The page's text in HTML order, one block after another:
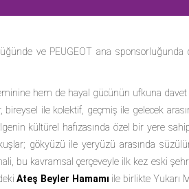
ve PEUGEOT ana sponsorluğunda
hem de hayal gücünün ufkuna
ile kolektif, geçmiş ile gelecek
kültürel hafızasında özel bir yere
gökyüzü ile yeryüzü arasında
kavramsal çerçeveyle ilk kez eski
Ateş Beyler Hamamı ile birlikte Yukarı